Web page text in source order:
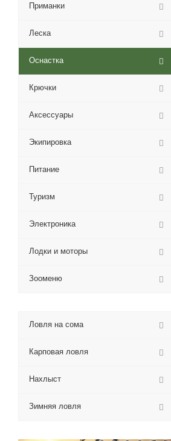
Приманки
Леска
Оснастка
Крючки
Аксессуары
Экипировка
Питание
Туризм
Электроника
Лодки и моторы
Зооменю
Ловля на сома
Карповая ловля
Нахлыст
Зимняя ловля